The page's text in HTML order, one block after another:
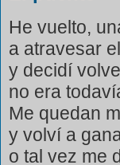
He vuelto,
a atravesar
y decidí
no era
Me quedan
y volví a
o tal vez me